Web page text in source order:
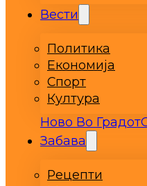
Вести
Политика
Економија
Спорт
Култура
Ново Во Градот
Забава
Рецепти